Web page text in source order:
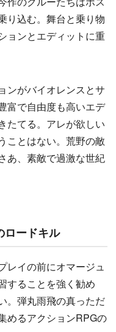
り込む。舞台と乗り物
ョンとエディットに重
ンがバイオレンスとサ
富で自由度も高いエデ
たてる。アレが欲しい
ことはない。荒野の敵
あ、素敵で過激な世紀
ロードキル
レイの前にオマージュ
することを強く勧め
。弾丸雨飛の真っただ
めるアクションRPGの